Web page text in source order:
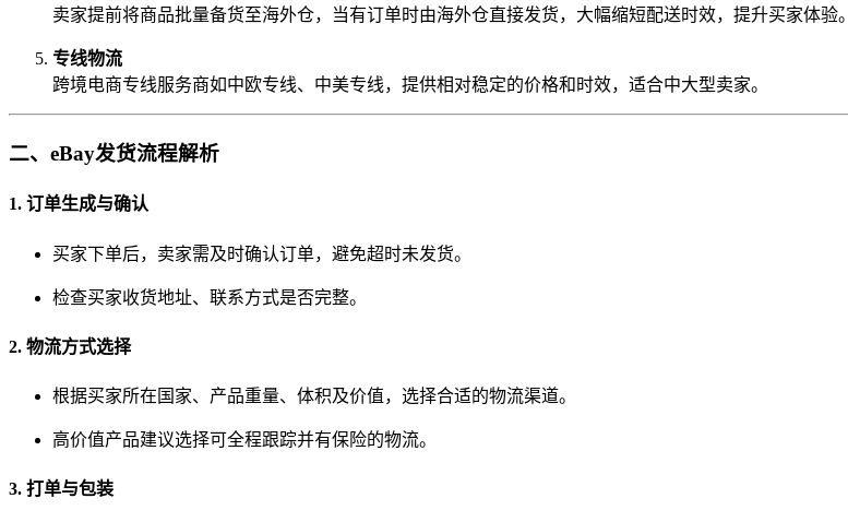
卖家提前将商品批量备货至海外仓，当有订单时由海外仓直接发货，大幅缩短配送时效，提升买家体验。
专线物流
跨境电商专线服务商如中欧专线、中美专线，提供相对稳定的价格和时效，适合中大型卖家。
二、eBay发货流程解析
1. 订单生成与确认
买家下单后，卖家需及时确认订单，避免超时未发货。
检查买家收货地址、联系方式是否完整。
2. 物流方式选择
根据买家所在国家、产品重量、体积及价值，选择合适的物流渠道。
高价值产品建议选择可全程跟踪并有保险的物流。
3. 打单与包装